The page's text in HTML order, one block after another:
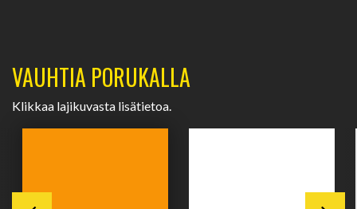
VAUHTIA PORUKALLA
Klikkaa lajikuvasta lisätietoa.